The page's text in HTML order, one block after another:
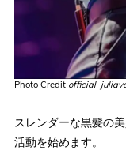
Photo Credit
スレンダーな黒髪の
活動を始めます。